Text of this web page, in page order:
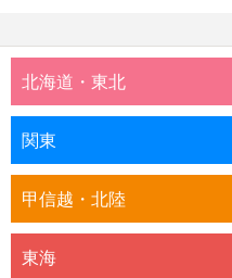
北海道・東北
関東
甲信越・北陸
東海